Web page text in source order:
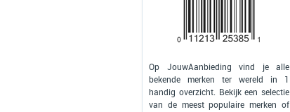
Op JouwAanbieding vind je alle
bekende merken ter wereld in 1
handig overzicht. Bekijk een selectie
van de meest populaire merken of